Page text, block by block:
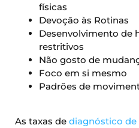
físicas
Devoção às Rotinas
Desenvolvimento de
restritivos
Não gosto de
Foco em si mesmo
Padrões de
As taxas de diagnóstico